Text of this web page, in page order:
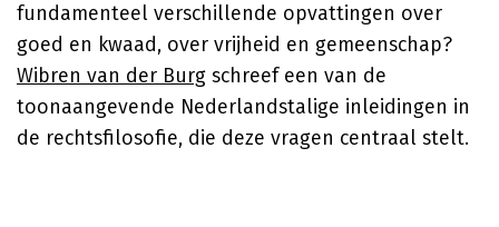
fundamenteel verschillende opvattingen over
goed en kwaad, over vrijheid en gemeenschap?
Wibren van der Burg schreef een van de
toonaangevende Nederlandstalige inleidingen in
de rechtsfilosofie, die deze vragen centraal stelt.